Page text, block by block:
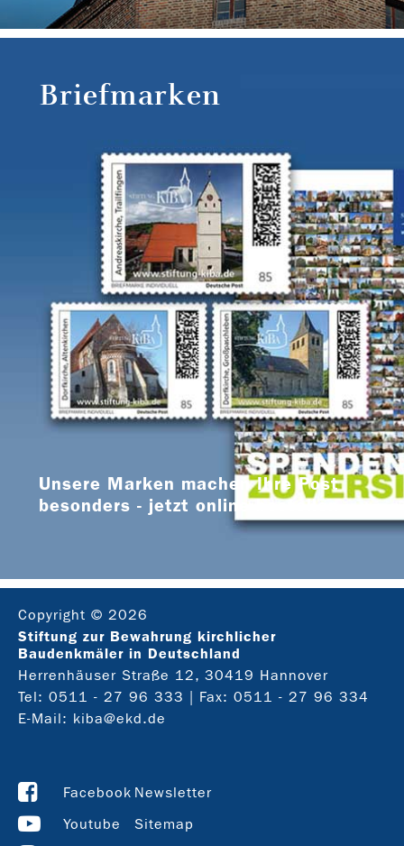
Briefmarken
Unsere Marken machen Ihre Post
besonders - jetzt online bestellen
Copyright © 2026
Stiftung zur Bewahrung kirchlicher
Baudenkmäler in Deutschland
Herrenhäuser Straße 12, 30419 Hannover
Tel: 0511 - 27 96 333
| Fax: 0511 - 27 96 334
E-Mail: kiba@ekd.de
Facebook
Youtube
Newsletter
Sitemap